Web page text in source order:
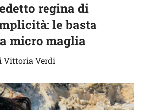
regina di
le basta
micro maglia
Vittoria Verdi